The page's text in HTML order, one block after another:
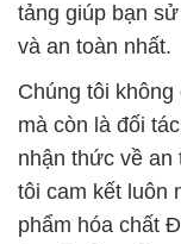
tảng giúp bạn
và an toàn nhất.
Chúng tôi
mà còn là đối
nhận thức về an
tôi cam kết luôn
phẩm hóa chất